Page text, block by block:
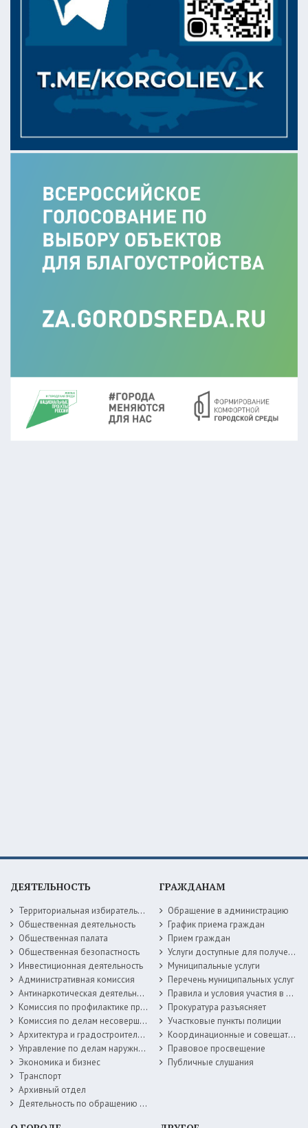
ДЕЯТЕЛЬНОСТЬ
Территориальная избирательная комиссия
Общественная деятельность
Общественная палата
Общественная безопастность
Инвестиционная деятельность
Административная комиссия
Антинаркотическая деятельность
Комиссия по профилактике правонарушений
Комиссия по делам несовершеннолетних
Архитектура и градостроительство
Управление по делам наружной рекламы
Экономика и бизнес
Транспорт
Архивный отдел
Деятельность по обращению с животными без владельцев
ГРАЖДАНАМ
Обращение в администрацию
График приема граждан
Прием граждан
Услуги доступные для получения в электронной форме
Муниципальные услуги
Перечень муниципальных услуг
Правила и условия участия в жилищных программах
Прокуратура разъясняет
Участковые пункты полиции
Координационные и совещательные органы
Правовое просвещение
Публичные слушания